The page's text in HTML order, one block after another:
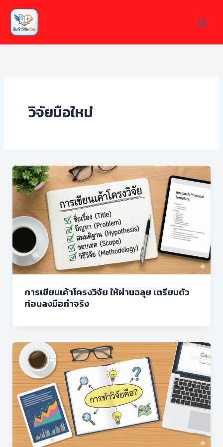
Skip
content
วิจัยมือใหม่
การเขียนเค้าโครงวิจัย ให้ผ่านฉลุย เตรียมตัว
ก่อนลงมือทำจริง